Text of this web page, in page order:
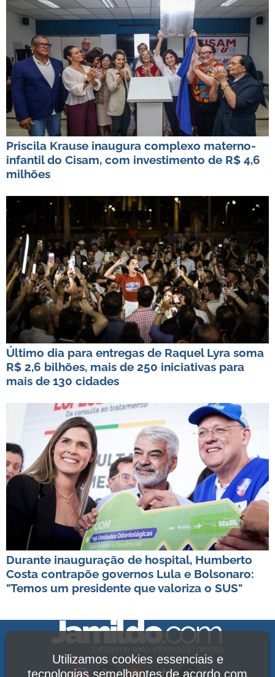
Priscila Krause inaugura complexo materno-
infantil do Cisam, com investimento de R$ 4,6
milhões
Último dia para entregas de Raquel Lyra soma
R$ 2,6 bilhões, mais de 250 iniciativas para
mais de 130 cidades
Durante inauguração de hospital, Humberto
Costa contrapõe governos Lula e Bolsonaro:
"Temos um presidente que valoriza o SUS"
Utilizamos cookies essenciais e
tecnologias semelhantes de acordo com